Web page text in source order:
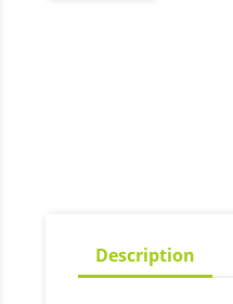
Description